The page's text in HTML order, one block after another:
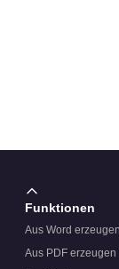
Funktionen
Aus Word erzeugen
Aus PDF erzeugen